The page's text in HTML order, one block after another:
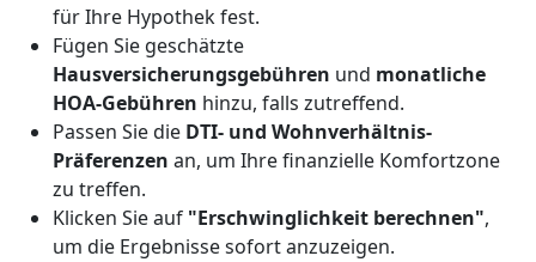
für Ihre Hypothek fest.
Fügen Sie geschätzte
Hausversicherungsgebühren und monatliche
HOA-Gebühren hinzu, falls zutreffend.
Passen Sie die DTI- und Wohnverhältnis-
Präferenzen an, um Ihre finanzielle Komfortzone
zu treffen.
Klicken Sie auf "Erschwinglichkeit berechnen",
um die Ergebnisse sofort anzuzeigen.